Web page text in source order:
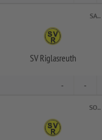
SA..
SV Riglasreuth
- -
SO..